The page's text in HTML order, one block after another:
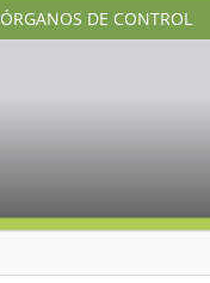
ÓRGANOS DE CONTROL